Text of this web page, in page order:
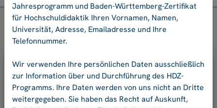
Please enter your e-mail address and
your password.
Jahresprogramm und Baden-Württemberg-Zertifikat
für Hochschuldidaktik Ihren Vornamen, Namen,
Universität, Adresse, Emailadresse und Ihre
Telefonnummer.
Wir verwenden Ihre persönlichen Daten ausschließlich
zur Information über und Durchführung des HDZ-
Programms. Ihre Daten werden von uns nicht an Dritte
weitergegeben. Sie haben das Recht auf Auskunft,